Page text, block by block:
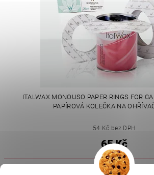
ITALWAX MONOUSO PAPER RINGS FOR
PAPÍROVÁ KOLEČKA NA
54 Kč bez DPH
65 Kč